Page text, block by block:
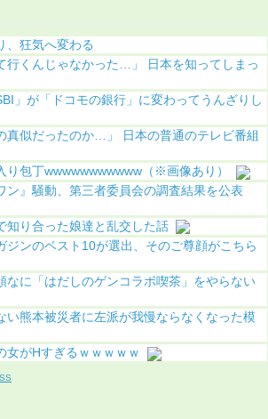
、狂気へ変わる
行くんじゃなかった…」 日本を知ってしまっ
」が「ドコモの銀行」に変わってうんざりし
真似だったのか…」 日本の普通のテレビ番組
り包丁wwwwwwwwwww（※画像あり）
ン』騒動、第三者委員会の調査結果を公表
知り合った娘達と乱交した話
ジンのベスト10が選出、そのご尊顔がこちら
なに「はだしのゲンコラボ喫茶」をやらない
い熊本被災者に左派が我慢ならなくなった模
女がHすぎるｗｗｗｗｗ